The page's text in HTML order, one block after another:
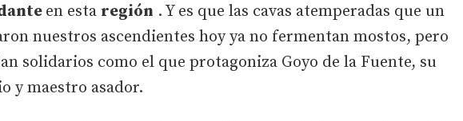
en esta región . Y es que las cavas atemperadas que un
nuestros ascendientes hoy ya no fermentan mostos, pero
solidarios como el que protagoniza Goyo de la Fuente, su
y maestro asador.